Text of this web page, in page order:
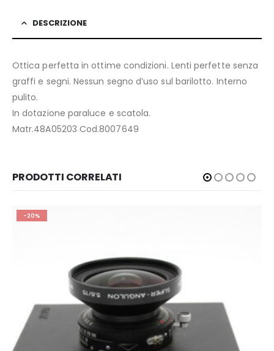
DESCRIZIONE
Ottica perfetta in ottime condizioni. Lenti perfette senza
graffi e segni. Nessun segno d’uso sul barilotto. Interno
pulito.
In dotazione paraluce e scatola.
Matr.48A05203 Cod.8007649
PRODOTTI CORRELATI
-20%